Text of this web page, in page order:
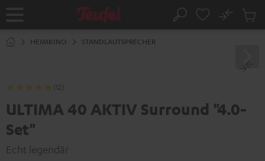
Startseite Suche
No
HEIMKINO STANDLAUTSPRECHER
(12)
ULTIMA 40 AKTIV Surround "4.0-
Set"
Echt legendär